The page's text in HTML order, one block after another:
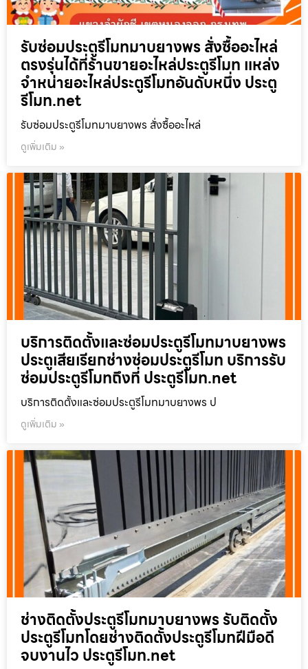
รับซ่อมประตูรีโมทมาบยางพร สั่งซื้ออะไหล่
ตรงรุ่นได้ที่ร้านขายอะไหล่ประตูรีโมท แหล่ง
จำหน่ายอะไหล่ประตูรีโมทอันดับหนึ่ง ประตู
รีโมท.net
รับซ่อมประตูรีโมทมาบยางพร สั่งซื้ออะไหล่
ดูเพิ่มเติม »
บริการติดตั้งและซ่อมประตูรีโมทมาบยางพร
ประตูเสียเรียกช่างซ่อมประตูรีโมท บริการรับ
ซ่อมประตูรีโมทถึงที่ ประตูรีโมท.net
บริการติดตั้งและซ่อมประตูรีโมทมาบยางพร ป
ดูเพิ่มเติม »
ช่างติดตั้งประตูรีโมทมาบยางพร รับติดตั้ง
ประตูรีโมทโดยช่างติดตั้งประตูรีโมทฝีมือดี
จบงานไว ประตูรีโมท.net